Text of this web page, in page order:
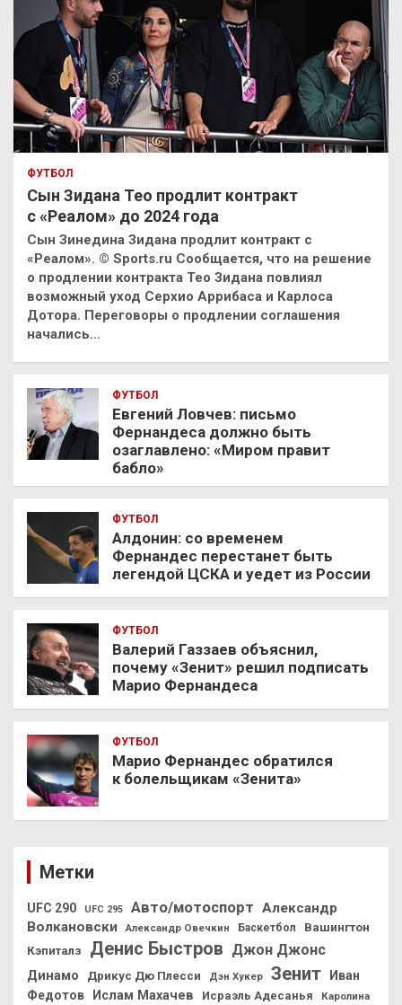
ФУТБОЛ
Сын Зидана Тео продлит контракт
с «Реалом» до 2024 года
Сын Зинедина Зидана продлит контракт с
«Реалом». © Sports.ru Сообщается, что на решение
о продлении контракта Тео Зидана повлиял
возможный уход Серхио Аррибаса и Карлоса
Дотора. Переговоры о продлении соглашения
начались…
ФУТБОЛ
Евгений Ловчев: письмо
Фернандеса должно быть
озаглавлено: «Миром правит
бабло»
ФУТБОЛ
Алдонин: со временем
Фернандес перестанет быть
легендой ЦСКА и уедет из России
ФУТБОЛ
Валерий Газзаев объяснил,
почему «Зенит» решил подписать
Марио Фернандеса
ФУТБОЛ
Марио Фернандес обратился
к болельщикам «Зенита»
Метки
UFC 290 UFC 295 Авто/мотоспорт Александр
Волкановски
Александр Овечкин Баскетбол
Вашингтон
Кэпиталз
Денис Быстров Джон Джонс
Динамо Дрикус Дю Плесси Дэн Хукер Зенит
Иван
Федотов
Ислам Махачев Исраэль Адесанья
Каролина